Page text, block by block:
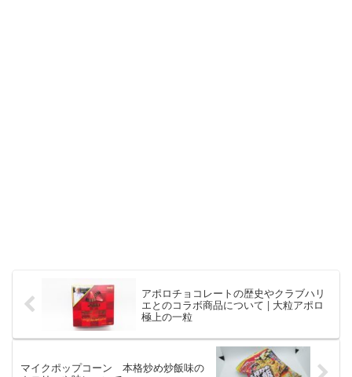
アポロチョコレートの歴史やクラブハリ
エとのコラボ商品について | 大粒アポロ
極上の一粒
マイクポップコーン 本格炒め炒飯味の